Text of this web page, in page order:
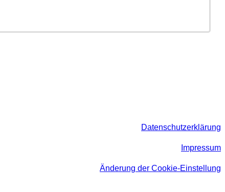
Datenschutzerklärung
Impressum
Änderung der Cookie-Einstellung